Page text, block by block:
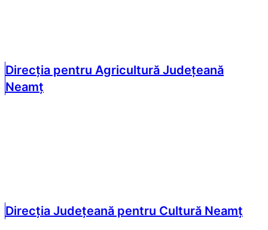
Direcția pentru Agricultură Județeană
Neamț
Direcția Județeană pentru Cultură Neamț